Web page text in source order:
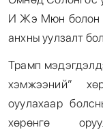
И Жэ Мюн болон
анхны уулзалт
Трамп
хэмжээний”
оуулахаар
хөрөнгө